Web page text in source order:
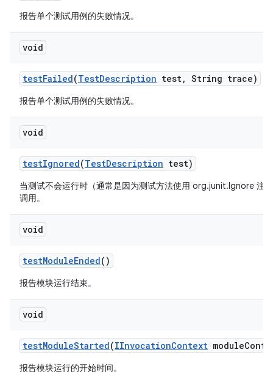
报告单个测试用例的失败情况。
void
testFailed(TestDescription test, String trace)
报告单个测试用例的失败情况。
void
testIgnored(TestDescription test)
当测试不会运行时（通常是因为测试方法使用 org.junit.Ignore 注
调用。
void
testModuleEnded()
报告模块运行结束。
void
testModuleStarted(IInvocationContext module
报告模块运行的开始时间。